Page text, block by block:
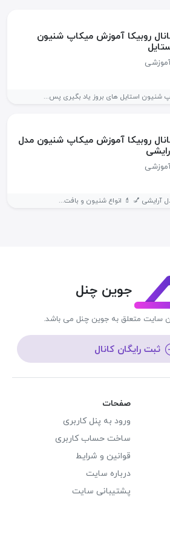
روبیکا آموزش میکاپ شنیون
شنیون استایل های بروز یاد بگیری پس...
روبیکا آموزش میکاپ شنیون مدل
آرایشی 💅 💄 انواع شنیون و بافت...
جوین چنل
سایت متعلق به جوین چنل می باشد.
ثبت رایگان کانال
صفحات
ورود به پنل کاربری
ساخت حساب کاربری
قوانین و شرایط
درباره سایت
پشتیبانی سایت